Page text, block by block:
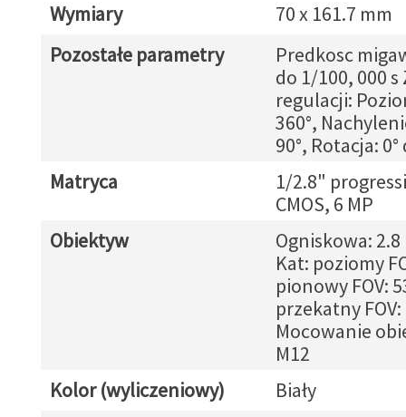
Wymiary
70 x 161.7 mm
Pozostałe parametry
Predkosc
do 1/100, 000 s
regulacji:
360°,
90°, Rotacja: 0°
Matryca
1/2.8"
CMOS, 6 MP
Obiektyw
Ogniskowa: 2.8
Kat: poziomy
pionowy FOV:
przekatny FOV:
Mocowanie
M12
Kolor (wyliczeniowy)
Biały